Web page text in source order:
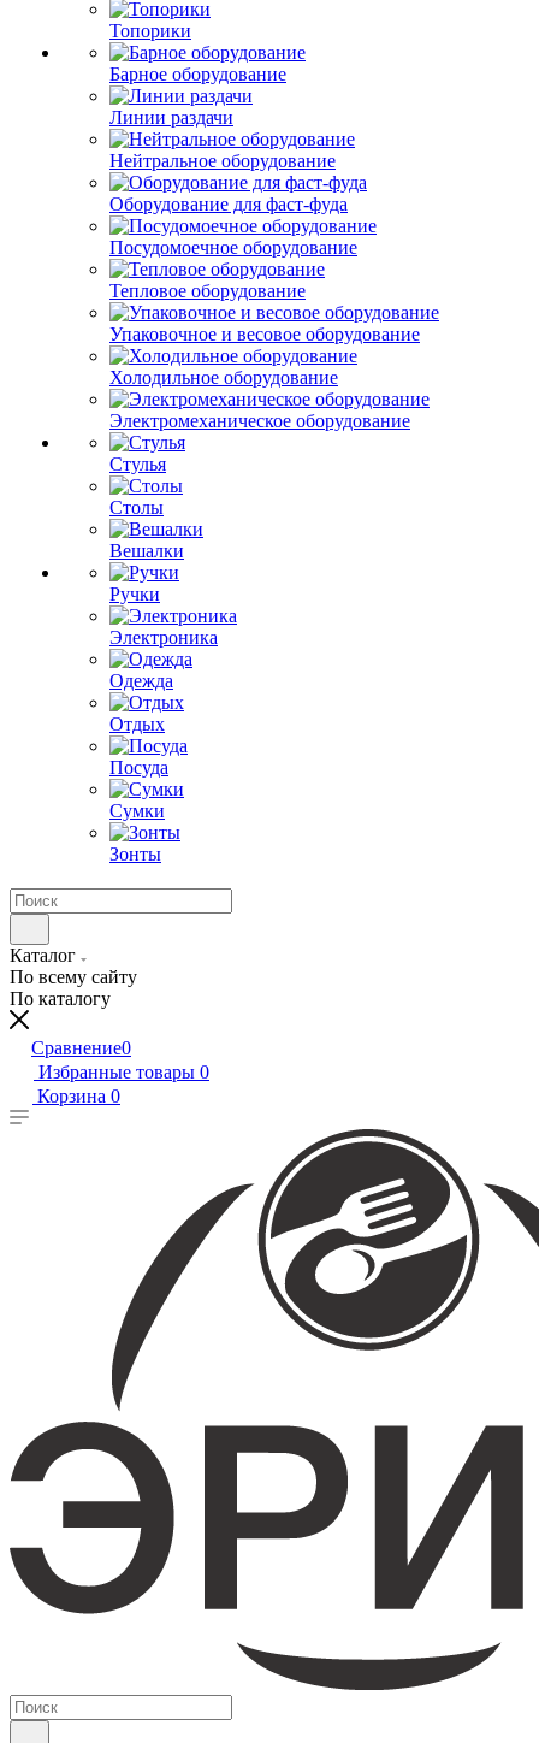
Топорики
Барное оборудование
Линии раздачи
Нейтральное оборудование
Оборудование для фаст-фуда
Посудомоечное оборудование
Тепловое оборудование
Упаковочное и весовое оборудование
Холодильное оборудование
Электромеханическое оборудование
Стулья
Столы
Вешалки
Ручки
Электроника
Одежда
Отдых
Посуда
Сумки
Зонты
Каталог
По всему сайту
По каталогу
Сравнение0
Избранные товары 0
Корзина 0